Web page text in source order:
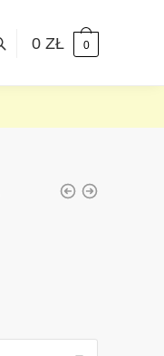
0 ZŁ 0